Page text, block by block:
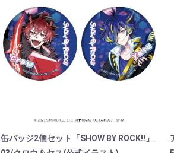
缶バッジ2個セット「SHOW BY ROCK!!」